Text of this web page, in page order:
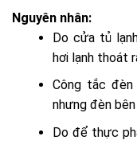
Nguyên nhân:
Do cửa tủ
hơi lạnh thoát
Công tắc
nhưng đèn
Do để thực